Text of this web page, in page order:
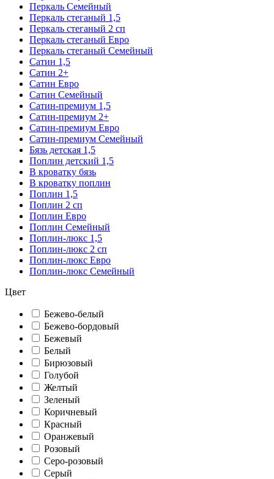
Перкаль Семейный
Перкаль стеганый 1,5
Перкаль стеганый 2 сп
Перкаль стеганый Евро
Перкаль стеганый Семейный
Сатин 1,5
Сатин 2+
Сатин Евро
Сатин Семейный
Сатин-премиум 1,5
Сатин-премиум 2+
Сатин-премиум Евро
Сатин-премиум Семейный
Бязь детская 1,5
Поплин детский 1,5
В кроватку бязь
В кроватку поплин
Поплин 1,5
Поплин 2 сп
Поплин Евро
Поплин Семейный
Поплин-люкс 1,5
Поплин-люкс 2 сп
Поплин-люкс Евро
Поплин-люкс Семейный
Цвет
Бежево-белый
Бежево-бордовый
Бежевый
Белый
Бирюзовый
Голубой
Желтый
Зеленый
Коричневый
Красный
Оранжевый
Розовый
Серо-розовый
Серый